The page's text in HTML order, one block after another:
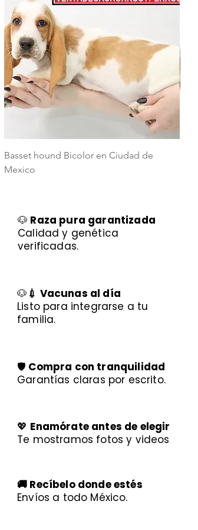
Basset hound Bicolor en Ciudad de
Mexico
🐶 Raza pura garantizada
Calidad y genética
verificadas.
🐶 💉 Vacunas al día
Listo para integrarse a tu
familia.
🛡️ Compra con tranquilidad
Garantías claras por escrito.
💖 Enamórate antes de elegir
Te mostramos fotos y videos
🚚 Recíbelo donde estés
Envíos a todo México.